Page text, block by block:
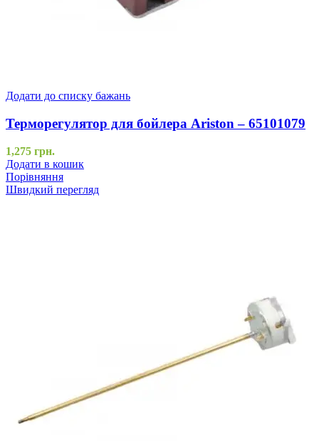
Додати до списку бажань
Терморегулятор для бойлера Ariston – 65101079
1,275 грн.
Додати в кошик
Порівняння
Швидкий перегляд